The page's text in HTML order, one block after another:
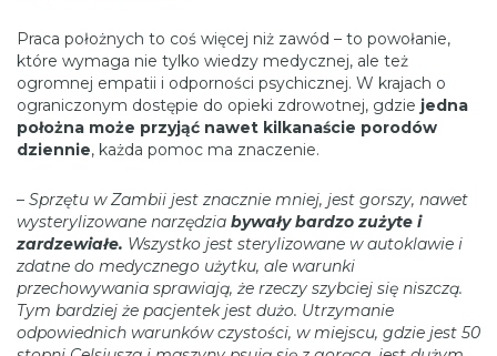
Praca położnych to coś więcej niż zawód – to powołanie,
które wymaga nie tylko wiedzy medycznej, ale też
ogromnej empatii i odporności psychicznej. W krajach o
ograniczonym dostępie do opieki zdrowotnej, gdzie jedna
położna może przyjąć nawet kilkanaście porodów
dziennie, każda pomoc ma znaczenie.
– Sprzętu w Zambii jest znacznie mniej, jest gorszy, nawet
wysterylizowane narzędzia bywały bardzo zużyte i
zardzewiałe. Wszystko jest sterylizowane w autoklawie i
zdatne do medycznego użytku, ale warunki
przechowywania sprawiają, że rzeczy szybciej się niszczą.
Tym bardziej że pacjentek jest dużo. Utrzymanie
odpowiednich warunków czystości, w miejscu, gdzie jest 50